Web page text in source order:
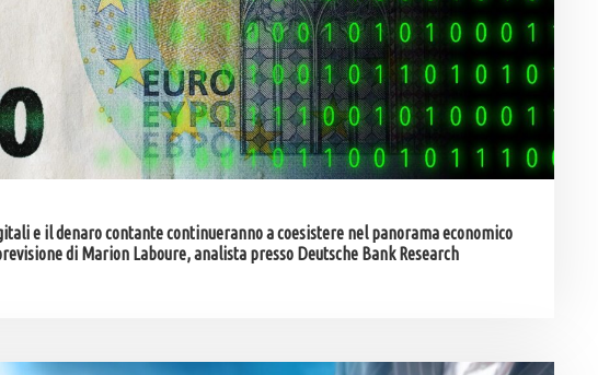
e il denaro contante continueranno a coesistere nel panorama economico
di Marion Laboure, analista presso Deutsche Bank Research